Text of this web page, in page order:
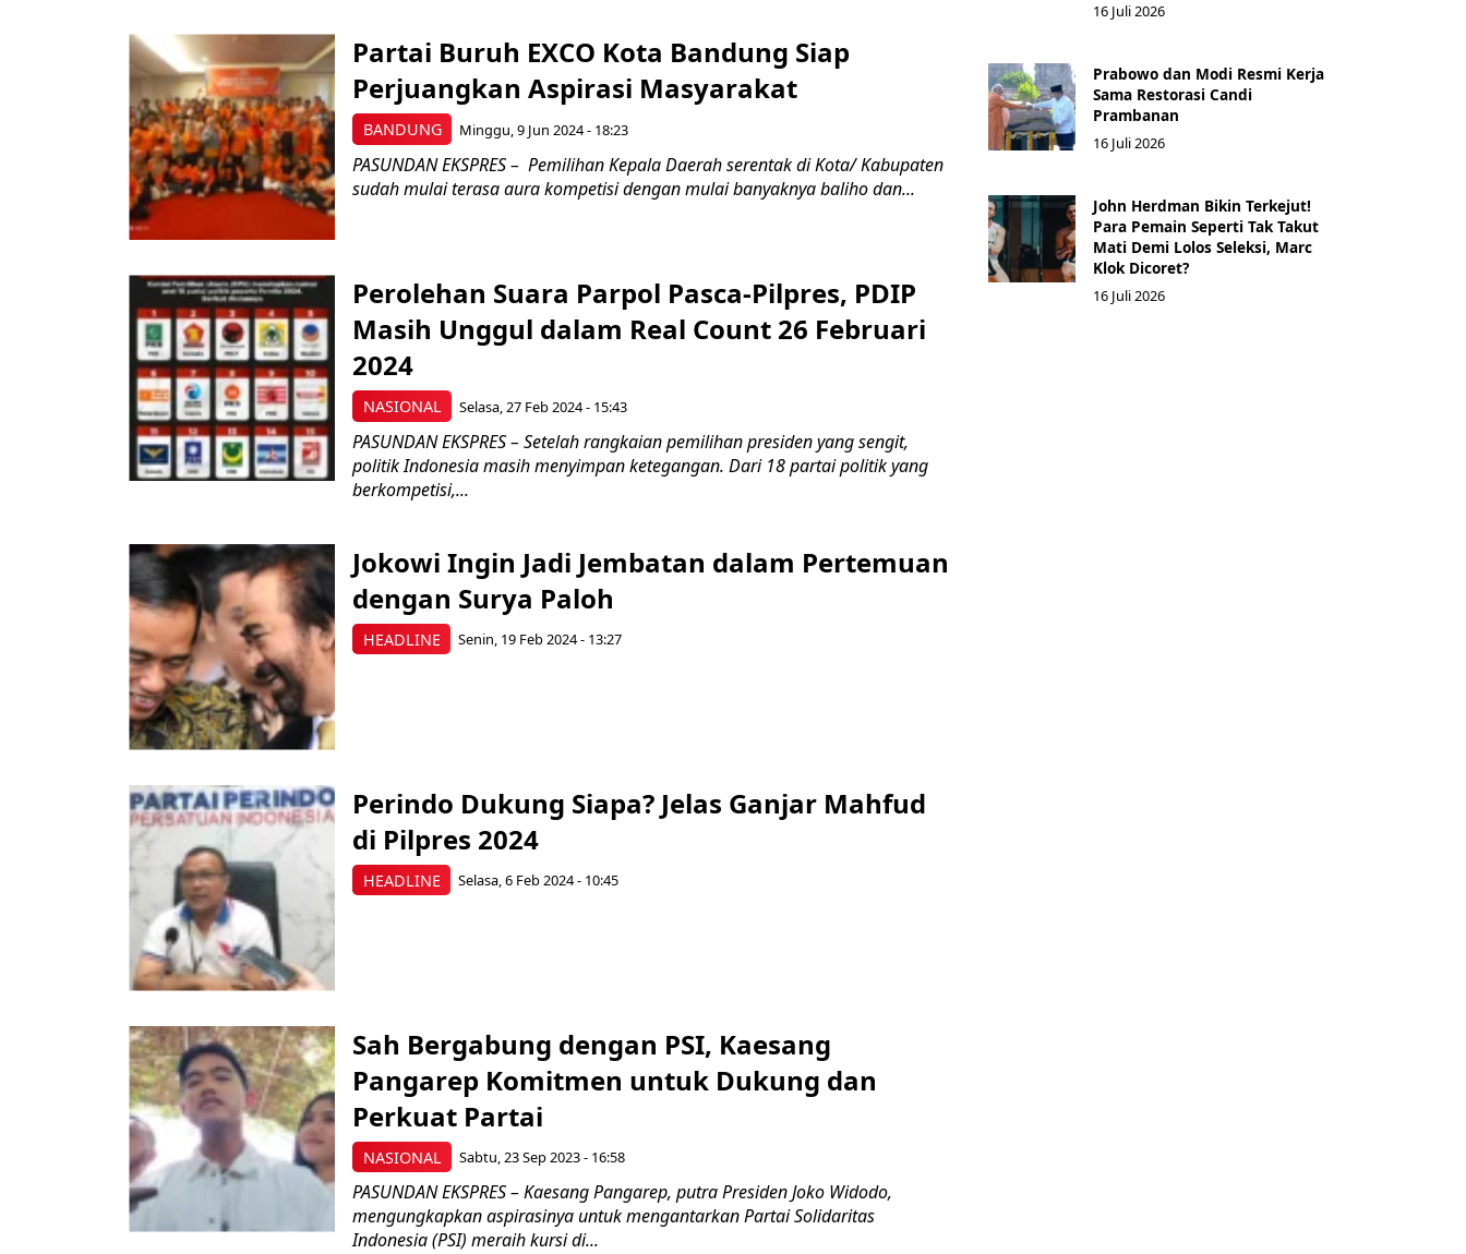
BANDUNG
Partai Buruh EXCO Kota Bandung Siap
Perjuangkan Aspirasi Masyarakat
Minggu, 9 Jun 2024 - 18:23
PASUNDAN EKSPRES – Pemilihan Kepala Daerah serentak di Kota/ Kabupaten
sudah mulai terasa aura kompetisi dengan mulai banyaknya baliho dan...
NASIONAL
Perolehan Suara Parpol Pasca-Pilpres, PDIP
Masih Unggul dalam Real Count 26 Februari
2024
Selasa, 27 Feb 2024 - 15:43
PASUNDAN EKSPRES – Setelah rangkaian pemilihan presiden yang sengit,
politik Indonesia masih menyimpan ketegangan. Dari 18 partai politik yang
berkompetisi,...
HEADLINE
Jokowi Ingin Jadi Jembatan dalam Pertemuan
dengan Surya Paloh
Senin, 19 Feb 2024 - 13:27
HEADLINE
Perindo Dukung Siapa? Jelas Ganjar Mahfud
di Pilpres 2024
Selasa, 6 Feb 2024 - 10:45
NASIONAL
Sah Bergabung dengan PSI, Kaesang
Pangarep Komitmen untuk Dukung dan
Perkuat Partai
Sabtu, 23 Sep 2023 - 16:58
PASUNDAN EKSPRES – Kaesang Pangarep, putra Presiden Joko Widodo,
mengungkapkan aspirasinya untuk mengantarkan Partai Solidaritas
Indonesia (PSI) meraih kursi di...
16 Juli 2026
Prabowo dan Modi Resmi Kerja
Sama Restorasi Candi
Prambanan
16 Juli 2026
John Herdman Bikin Terkejut!
Para Pemain Seperti Tak Takut
Mati Demi Lolos Seleksi, Marc
Klok Dicoret?
16 Juli 2026